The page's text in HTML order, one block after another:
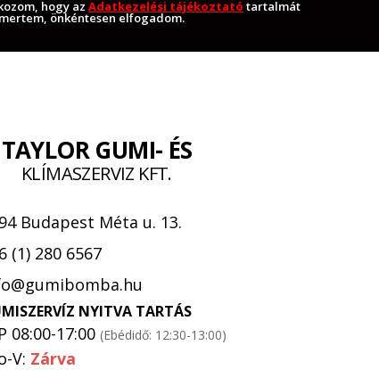
hogy az Adatkezelési tájékoztató tartalmát
önkéntesen elfogadom.
TAYLOR GUMI- ÉS
KLÍMASZERVIZ KFT.
Budapest Méta u. 13.
(1) 280 6567
NYITVA TARTÁS
08:00-17:00 (Ebédidő: 12:30-13:00)
V: Zárva